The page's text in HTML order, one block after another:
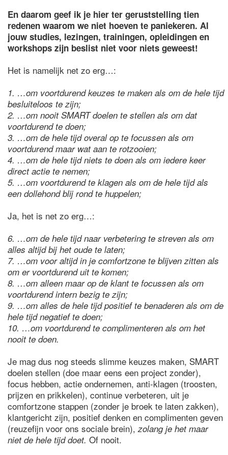
En daarom geef ik je hier ter geruststelling tien
redenen waarom we niet hoeven te paniekeren. Al
jouw studies, lezingen, trainingen, opleidingen en
workshops zijn beslist niet voor niets geweest!
Het is namelijk net zo erg…:
1. …om voortdurend keuzes te maken als om de hele tijd
besluiteloos te zijn;
2. …om nooit SMART doelen te stellen als om dat
voortdurend te doen;
3. …om de hele tijd overal op te focussen als om
voortdurend maar wat aan te rotzooien;
4. …om de hele tijd niets te doen als om iedere keer
direct actie te nemen;
5. …om voortdurend te klagen als om de hele tijd als
een dollehond blij rond te huppelen;
Ja, het is net zo erg…:
6. …om de hele tijd naar verbetering te streven als om
alles altijd bij het oude te laten;
7. …om voor altijd in je comfortzone te blijven zitten als
om er voortdurend uit te komen;
8. …om alleen maar op de klant te focussen als om
voortdurend intern bezig te zijn;
9. …om alles de hele tijd positief te benaderen als om de
hele tijd negatief te doen;
10. …om voortdurend te complimenteren als om het
nooit te doen.
Je mag dus nog steeds slimme keuzes maken, SMART
doelen stellen (doe maar eens een project zonder),
focus hebben, actie ondernemen, anti-klagen (troosten,
prijzen en prikkelen), continue verbeteren, uit je
comfortzone stappen (zonder je broek te laten zakken),
klantgericht zijn, positief denken en complimenten geven
(reuzefijn voor ons sociale brein),zolang je het maar
niet de hele tijd doet. Of nooit.